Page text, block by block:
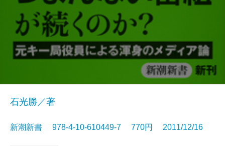
石光勝／著
新潮新書 978-4-10-610449-7 770円 2011/12/16